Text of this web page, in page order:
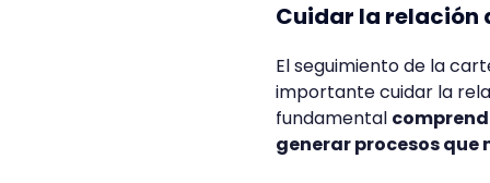
Cuidar la relación
El seguimiento de la
importante cuidar la
fundamental
generar procesos que